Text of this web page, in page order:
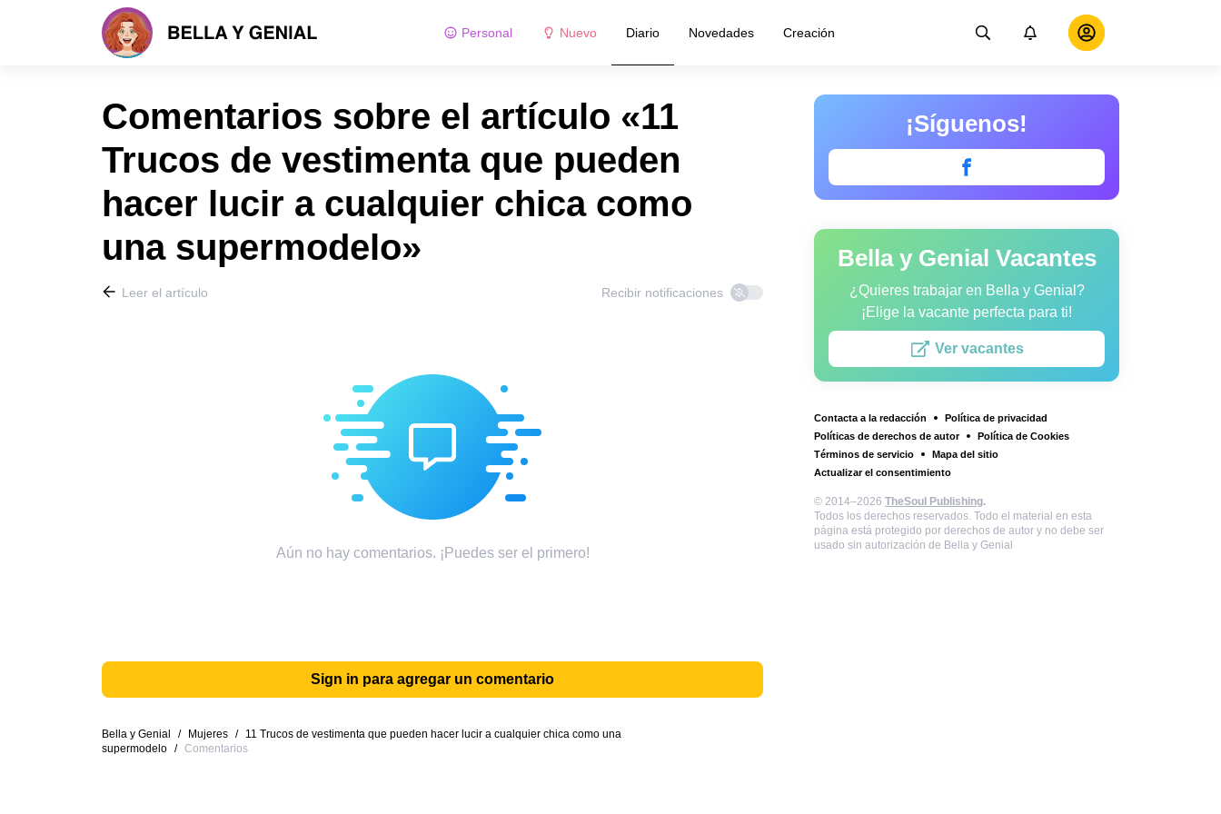
Personal Nuevo Diario Novedades Creación
¡Síguenos!
Bella y Genial Vacantes
¿Quieres trabajar en Bella y Genial?
¡Elige la vacante perfecta para ti!
Ver vacantes
Contacta a la redacción
Política de privacidad
Políticas de derechos de autor
Política de Cookies
Términos de servicio
Mapa del sitio
Actualizar el consentimiento
© 2014–2026 TheSoul Publishing.
Todos los derechos reservados. Todo el material en esta
página está protegido por derechos de autor y no debe ser
usado sin autorización de Bella y Genial
Comentarios sobre el artículo «11
Trucos de vestimenta que pueden
hacer lucir a cualquier chica como
una supermodelo»
Leer el artículo Recibir notificaciones
Aún no hay comentarios. ¡Puedes ser el primero!
Sign in para agregar un comentario
Bella y Genial / Mujeres /
11 Trucos de vestimenta que pueden hacer lucir a cualquier chica como una
supermodelo / Comentarios